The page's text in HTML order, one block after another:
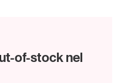
Italy che racconta in
e le sfide del largo
e
of-stock nel